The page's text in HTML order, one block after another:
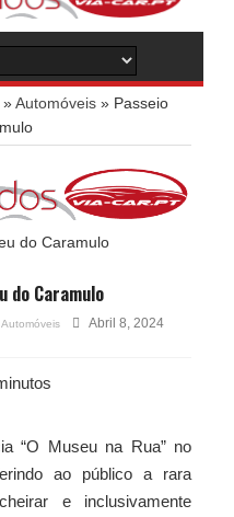
»Automóveis » Passeio
do Caramulo
Automóveis Abril 8, 2024
“O Museu na Rua” no
ao público a rara
e inclusivamente